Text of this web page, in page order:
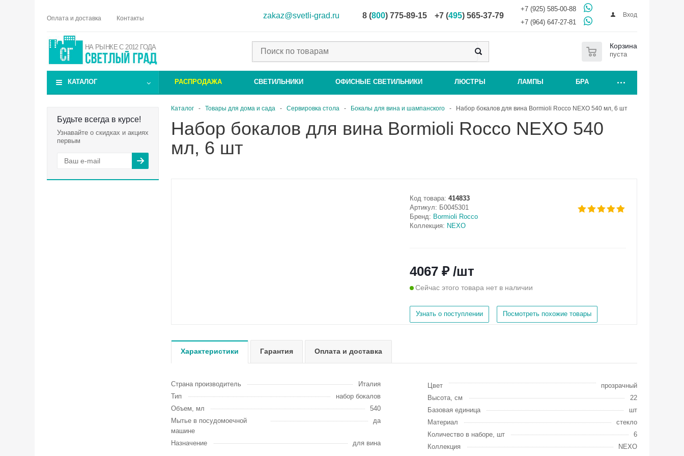
Оплата и доставка Контакты zakaz@svetli-grad.ru 8 (800) 775-89-15 +7 (495) 565-37-79
+7 (925) 585-00-88
+7 (964) 647-27-81
Вход
НА РЫНКЕ С 2012 ГОДА Корзина
пуста
КАТАЛОГ РАСПРОДАЖА СВЕТИЛЬНИКИ ОФИСНЫЕ СВЕТИЛЬНИКИ ЛЮСТРЫ ЛАМПЫ БРА
Будьте всегда в курсе!
Узнавайте о скидках и акциях
первым
Каталог - Товары для дома и сада - Сервировка стола - Бокалы для вина и шампанского - Набор бокалов для вина Bormioli Rocco NEXO 540 мл, 6 шт
Набор бокалов для вина Bormioli Rocco NEXO 540
мл, 6 шт
Код товара: 414833
Артикул: Б0045301
Бренд: Bormioli Rocco
Коллекция: NEXO
4067 ₽ /шт
Сейчас этого товара нет в наличии
Узнать о поступлении Посмотреть похожие товары
Характеристики Гарантия Оплата и доставка
Страна производитель
Италия
Тип
набор бокалов
Объем, мл
540
Мытье в посудомоечной
машине
да
Назначение для вина
Цвет
прозрачный
Высота, см
22
Базовая единица
шт
Материал
стекло
Количество в наборе, шт
6
Коллекция
NEXO